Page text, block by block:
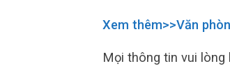
Xem thêm>>Văn
Mọi thông tin vui lòng